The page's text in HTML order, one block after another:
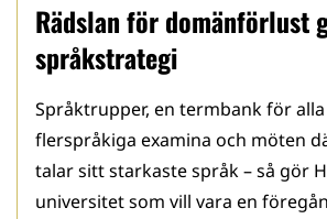
Rädslan för domänförlust
språkstrategi
Språktrupper, en termbank för
flerspråkiga examina och möten
talar sitt starkaste språk – så gör
universitet som vill vara en